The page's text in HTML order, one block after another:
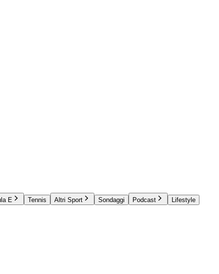
E Tennis Altri Sport Sondaggi Podcast Lifestyle